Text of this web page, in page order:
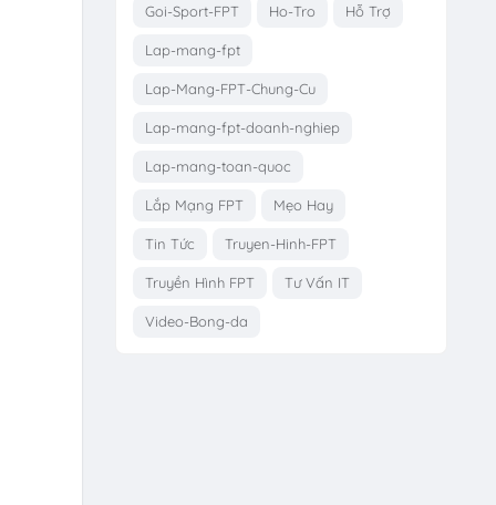
Goi-Sport-FPT Ho-Tro Hỗ Trợ
Lap-mang-fpt
Lap-Mang-FPT-Chung-Cu
Lap-mang-fpt-doanh-nghiep
Lap-mang-toan-quoc
Lắp Mạng FPT Mẹo Hay
Tin Tức Truyen-Hinh-FPT
Truyền Hình FPT Tư Vấn IT
Video-Bong-da